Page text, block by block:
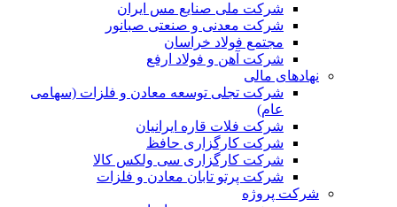
شرکت ملی صنایع مس ایران
شرکت معدنی و صنعتی صبانور
مجتمع فولاد خراسان
شرکت آهن و فولاد ارفع
نهادهای مالی
شرکت تجلی توسعه معادن و فلزات (سهامی
عام)
شرکت فلات قاره ایرانیان
شرکت کارگزاری حافظ
شرکت کارگزاری سی ولکس کالا
شرکت پرتو تابان معادن و فلزات
شرکت پروژه